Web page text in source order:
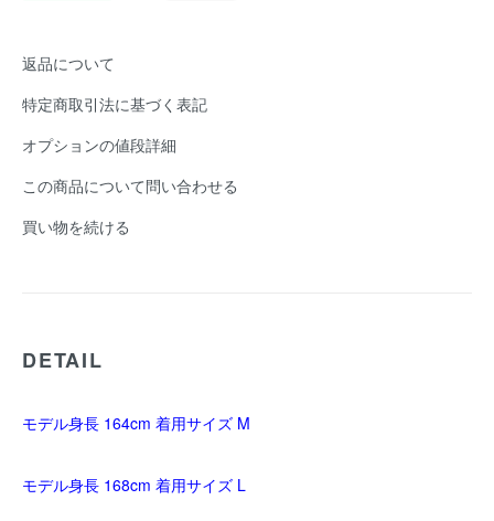
返品について
特定商取引法に基づく表記
オプションの値段詳細
この商品について問い合わせる
買い物を続ける
DETAIL
モデル身長 164cm 着用サイズ M
モデル身長 168cm 着用サイズ L